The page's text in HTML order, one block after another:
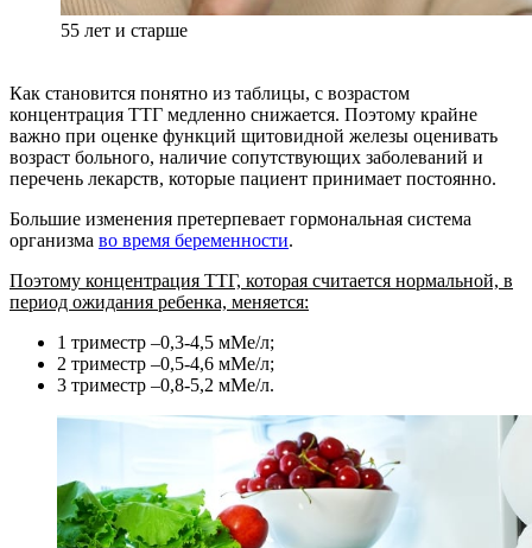
55 лет и старше
Как становится понятно из таблицы, с возрастом
концентрация ТТГ медленно снижается. Поэтому крайне
важно при оценке функций щитовидной железы оценивать
возраст больного, наличие сопутствующих заболеваний и
перечень лекарств, которые пациент принимает постоянно.
Большие изменения претерпевает гормональная система
организма во время беременности.
Поэтому концентрация ТТГ, которая считается нормальной, в
период ожидания ребенка, меняется:
1 триместр –0,3-4,5 мМе/л;
2 триместр –0,5-4,6 мМе/л;
3 триместр –0,8-5,2 мМе/л.